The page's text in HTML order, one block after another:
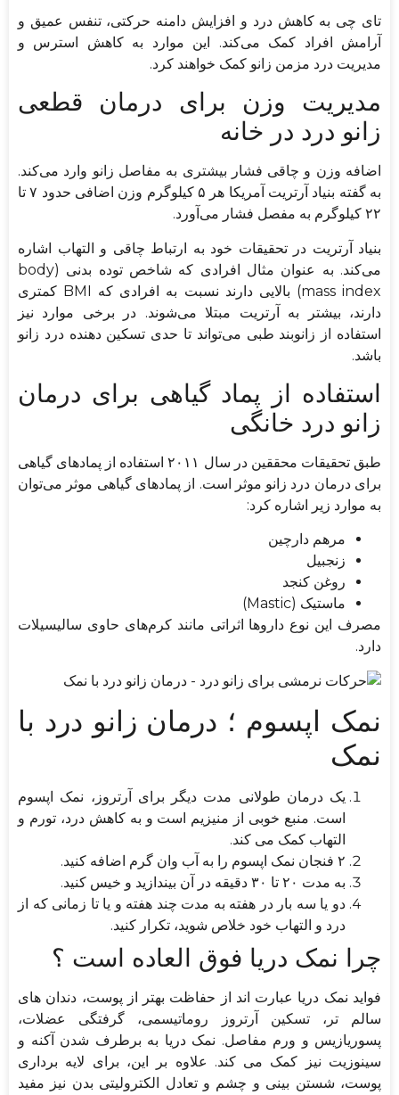
تای چی به کاهش درد و افزایش دامنه حرکتی، تنفس عمیق و
آرامش افراد کمک می‌کند. این موارد به کاهش استرس و
مدیریت درد مزمن زانو کمک خواهند کرد.
مدیریت وزن برای درمان قطعی
زانو درد در خانه
اضافه وزن و چاقی فشار بیشتری به مفاصل زانو وارد می‌کند.
به گفته بنیاد آرتریت آمریکا هر ۵ کیلوگرم وزن اضافی حدود ۷ تا
۲۲ کیلوگرم به مفصل فشار می‌آورد.
بنیاد آرتریت در تحقیقات خود به ارتباط چاقی و التهاب اشاره
می‌کند. به عنوان مثال افرادی که شاخص توده بدنی (body
mass index) بالایی دارند نسبت به افرادی که BMI کمتری
دارند، بیشتر به آرتریت مبتلا می‌شوند. در برخی موارد نیز
استفاده از زانوبند طبی می‌تواند تا حدی تسکین دهنده درد زانو
باشد.
استفاده از پماد گیاهی برای درمان
زانو درد خانگی
طبق تحقیقات محققین در سال ۲۰۱۱ استفاده از پمادهای گیاهی
برای درمان درد زانو موثر است. از پمادهای گیاهی موثر می‌توان
به موارد زیر اشاره کرد:
مرهم دارچین
زنجبیل
روغن کنجد
ماستیک (Mastic)
مصرف این نوع داروها اثراتی مانند کرم‌های حاوی سالیسیلات
دارد.
نمک اپسوم ؛ درمان زانو درد با
نمک
یک درمان طولانی مدت دیگر برای آرتروز، نمک اپسوم
است. منبع خوبی از منیزیم است و به کاهش درد، تورم و
التهاب کمک می کند.
۲ فنجان نمک اپسوم را به آب وان گرم اضافه کنید.
به مدت ۲۰ تا ۳۰ دقیقه در آن بیندازید و خیس کنید.
دو یا سه بار در هفته به مدت چند هفته و یا تا زمانی که از
درد و التهاب خود خلاص شوید، تکرار کنید.
چرا نمک دریا فوق العاده است ؟
فواید نمک دریا عبارت اند از حفاظت بهتر از پوست، دندان های
سالم تر، تسکین آرتروز روماتیسمی، گرفتگی عضلات،
پسوریازیس و ورم مفاصل. نمک دریا به برطرف شدن آکنه و
سینوزیت نیز کمک می کند. علاوه بر این، برای لایه برداری
پوست، شستن بینی و چشم و تعادل الکترولیتی بدن نیز مفید